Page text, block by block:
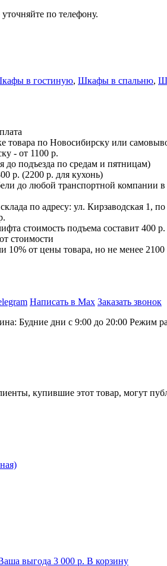
по телефону.
в гостиную, Шкафы в спальню,
товара по Новосибирску или
- от 1100 р.
до подъезда по средам и пятницам)
р. (2200 р. для кухонь)
до любой транспортной компании
по адресу: ул. Кирзаводская 1,
стоимость подъема составит 400
стоимости
10% от цены товара, но не менее 2100
Написать в Max Заказать звонок
Будние дни с 9:00 до 20:00 Режим
купившие этот товар, могут
выгода 3 000 р. В корзину